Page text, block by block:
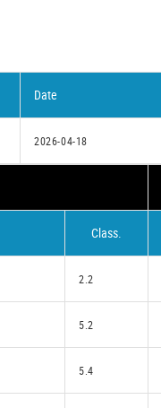
Date
2026-04-18
Class.
2.2
5.2
5.4